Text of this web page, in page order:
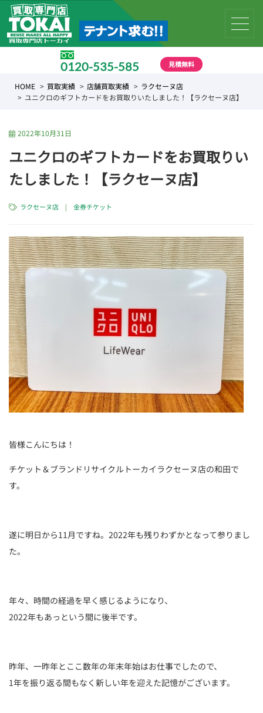
0120-535-585 見積無料
HOME 買取実績 店舗買取実績
ラクセーヌ店
ユニクロのギフトカードをお買取りいたしました！【ラクセーヌ店】
2022年10月31日
ユニクロのギフトカードをお買取りい
たしました！【ラクセーヌ店】
ラクセーヌ店 |金券チケット
皆様こんにちは！
チケット＆ブランドリサイクルトーカイラクセーヌ店の和田で
す。
遂に明日から11月ですね。2022年も残りわずかとなって参りまし
た。
年々、時間の経過を早く感じるようになり、
2022年もあっという間に後半です。
昨年、一昨年とここ数年の年末年始はお仕事でしたので、
1年を振り返る間もなく新しい年を迎えた記憶がございます。